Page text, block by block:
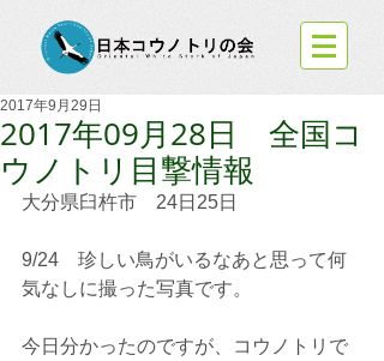
2017年09月28日 全国コ
ウノトリ目撃情報
2017年9月29日
大分県臼杵市　24日25日
9/24　珍しい鳥がいるなあと思って何
気なしに撮った写真です。
今日分かったのですが、コウノトリで